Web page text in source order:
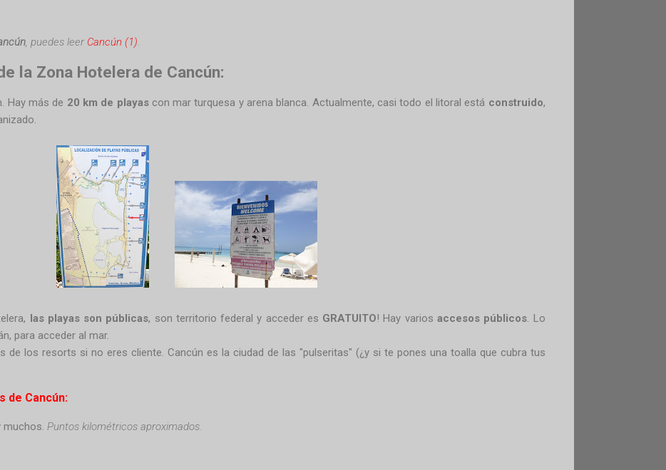
, puedes leer Cancún (1)
la Zona Hotelera de Cancún:
Hay más de 20 km de playascon mar turquesa y arena blanca. Actualmente, casi todo el litoral está construido,
las playas son públicas, son territorio federal y acceder es GRATUITO! Hay variosaccesos públicos. Lo
para acceder al mar.
de los resorts si no eres cliente. Cancún es la ciudad de las "pulseritas" (¿y si te pones una toalla que cubra tus
de Cancún:
muchos. Puntos kilométricos aproximados.